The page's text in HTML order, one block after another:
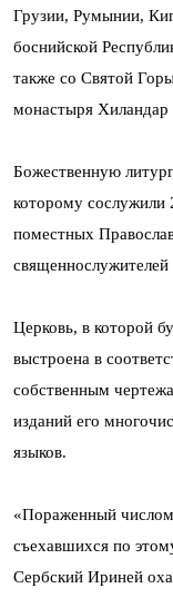
Грузии, Румынии,
боснийской
также со Святой
монастыря
Божественную
которому сослужили
поместных
священнослужителей
Церковь, в которой
выстроена в
собственным
изданий его
языков.
«Пораженный
съехавшихся по
Сербский Ириней